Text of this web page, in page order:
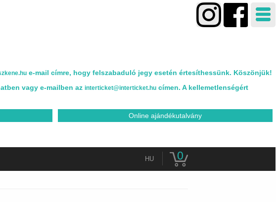
e-mail címre, hogy felszabaduló jegy esetén értesíthessünk. Köszönjük!
vagy e-mailben az interticket@interticket.hu címen. A kellemetlenségért
Online ajándékutalvány